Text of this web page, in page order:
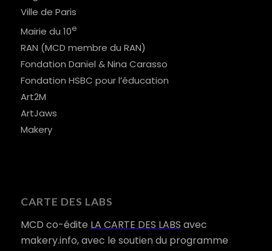
Ville de Paris
Mairie du 10e
RAN (MCD membre du RAN)
Fondation Daniel & Nina Carasso
Fondation HSBC pour l’éducation
Art2M
ArtJaws
Makery
CARTE DES LABS
MCD co-édite LA CARTE DES LABS avec
makery.info, avec le soutien du programme